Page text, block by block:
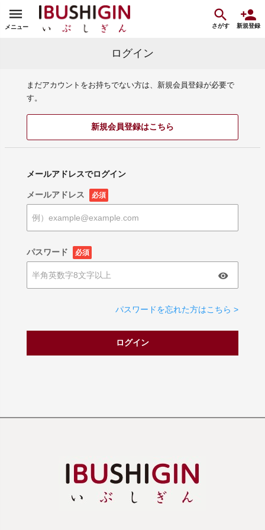
メニュー さがす 新規登録
ログイン
まだアカウントをお持ちでない方は、新規会員登録が必要で
す。
新規会員登録はこちら
メールアドレスでログイン
メールアドレス 必須
パスワード 必須
パスワードを忘れた方はこちら >
ログイン